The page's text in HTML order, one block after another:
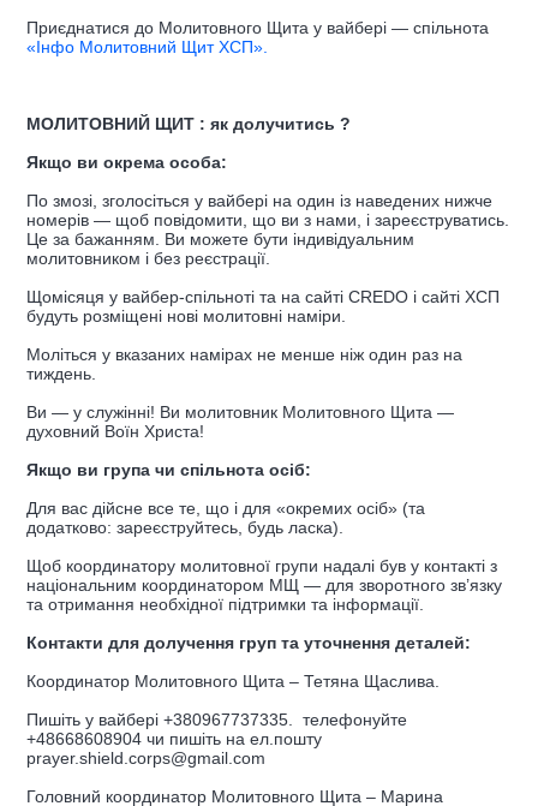
Приєднатися до Молитовного Щита у вайбері — спільнота
«Інфо Молитовний Щит ХСП».
МОЛИТОВНИЙ ЩИТ : як долучитись ?
Якщо ви окрема особа:
По змозі, зголосіться у вайбері на один із наведених нижче
номерів — щоб повідомити, що ви з нами, і зареєструватись.
Це за бажанням. Ви можете бути індивідуальним
молитовником і без реєстрації.
Щомісяця у вайбер-спільноті та на сайті CREDO і сайті ХСП
будуть розміщені нові молитовні наміри.
Моліться у вказаних намірах не менше ніж один раз на
тиждень.
Ви — у служінні! Ви молитовник Молитовного Щита —
духовний Воїн Христа!
Якщо ви група чи спільнота осіб:
Для вас дійсне все те, що і для «окремих осіб» (та
додатково: зареєструйтесь, будь ласка).
Щоб координатору молитовної групи надалі був у контакті з
національним координатором МЩ — для зворотного зв’язку
та отримання необхідної підтримки та інформації.
Контакти для долучення груп та уточнення деталей:
Координатор Молитовного Щита – Тетяна Щаслива.
Пишіть у вайбері +380967737335. телефонуйте
+48668608904 чи пишіть на ел.пошту
prayer.shield.corps@gmail.com
Головний координатор Молитовного Щита – Марина